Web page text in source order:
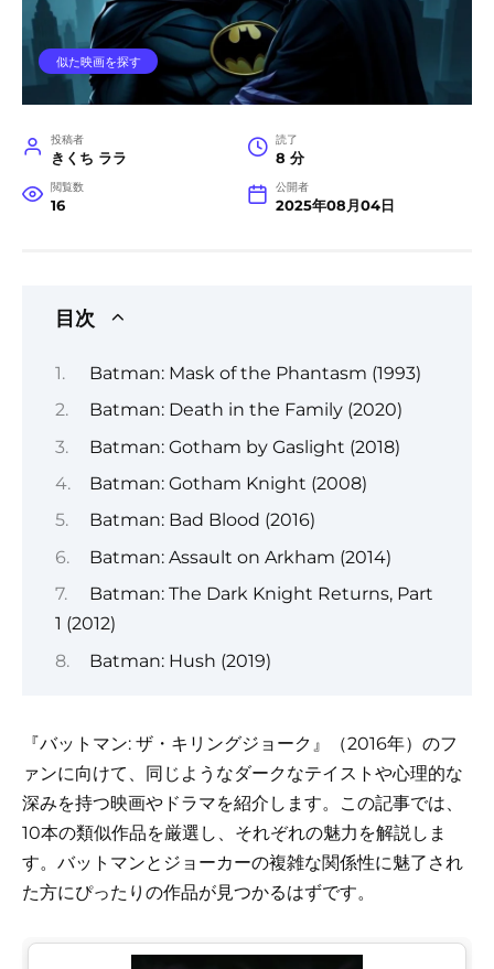
似た映画を探す
投稿者
きくち ララ
読了
8 分
閲覧数
16
公開者
2025年08月04日
目次
Batman: Mask of the Phantasm (1993)
Batman: Death in the Family (2020)
Batman: Gotham by Gaslight (2018)
Batman: Gotham Knight (2008)
Batman: Bad Blood (2016)
Batman: Assault on Arkham (2014)
Batman: The Dark Knight Returns, Part
1 (2012)
Batman: Hush (2019)
『バットマン: ザ・キリングジョーク』（2016年）のフ
ァンに向けて、同じようなダークなテイストや心理的な
深みを持つ映画やドラマを紹介します。この記事では、
10本の類似作品を厳選し、それぞれの魅力を解説しま
す。バットマンとジョーカーの複雑な関係性に魅了され
た方にぴったりの作品が見つかるはずです。